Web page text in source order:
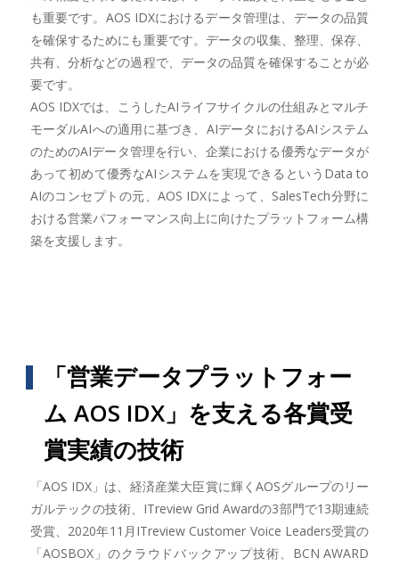
も重要です。AOS IDXにおけるデータ管理は、データの品質
を確保するためにも重要です。データの収集、整理、保存、
共有、分析などの過程で、データの品質を確保することが必
要です。
AOS IDXでは、こうしたAIライフサイクルの仕組みとマルチ
モーダルAIへの適用に基づき、AIデータにおけるAIシステム
のためのAIデータ管理を行い、企業における優秀なデータが
あって初めて優秀なAIシステムを実現できるというData to
AIのコンセプトの元、AOS IDXによって、SalesTech分野に
おける営業パフォーマンス向上に向けたプラットフォーム構
築を支援します。
「営業データプラットフォー
ム AOS IDX」を支える各賞受
賞実績の技術
「AOS IDX」は、経済産業大臣賞に輝くAOSグループのリー
ガルテックの技術、ITreview Grid Awardの3部門で13期連続
受賞、2020年11月ITreview Customer Voice Leaders受賞の
「AOSBOX」のクラウドバックアップ技術、BCN AWARD